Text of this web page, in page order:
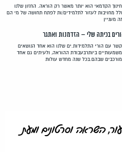
הקדמאי הוא יותר מאשר רק הוראה. החזון שלנו
מחויבות לעזור לתלמידים/ות לפתח תחושה של מי הם
מעניין
בכיתה שלי – הזדמנות ואתגר
עם הורי התלמידות.ים שלנו הוא אחד הנושאים
ביותרבעבודת ההוראה, ולעיתים גם אחד
שבהם.בכל שנה מחדש עולות
השראה וסרטונים ומעת